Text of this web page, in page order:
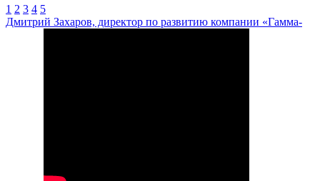
1 2 3 4 5
Дмитрий Захаров, директор по развитию компании «Гамма-